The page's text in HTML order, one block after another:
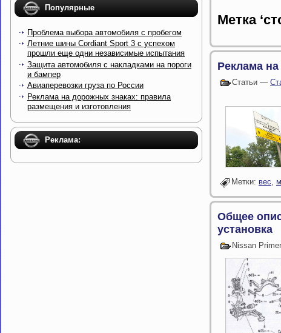
Популярные
Проблема выбора автомобиля с пробегом
Летние шины Cordiant Sport 3 с успехом
прошли еще одни независимые испытания
Защита автомобиля с накладками на пороги
и бампер
Авиаперевозки груза по России
Реклама на дорожных знаках: правила
размещения и изготовления
Реклама:
Метка
Реклама
Статьи —
Метки: вес,
Общее
установка
Nissan